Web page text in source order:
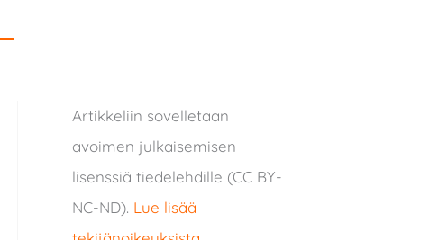
Artikkeliin sovelletaan
avoimen julkaisemisen
lisenssiä tiedelehdille (CC BY-
NC-ND). Lue lisää